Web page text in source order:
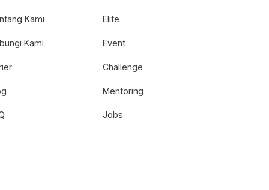
Kami
Kami
Elite
Event
Challenge
Mentoring
Jobs